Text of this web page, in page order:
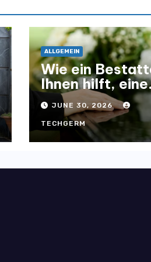
ALLGEMEIN
Wie ein
Ihnen hilft, eine
würdevolle
für Ihre
zu gestalten
JUNE 30, 2026
TECHGERM